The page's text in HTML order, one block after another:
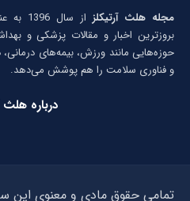
مجله هلث آرتیکلز
از
بروزترین اخبار و مقالات پزشکی و
حوزه‌هایی مانند ورزش، بیمه‌های درمانی،
و فناوری سلامت را هم پوشش می‌دهد.
درباره هلث